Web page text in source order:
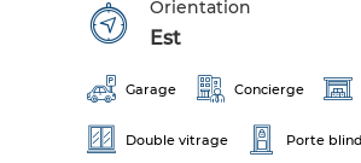
Orientation
Est
Garage Concierge
Double vitrage Porte